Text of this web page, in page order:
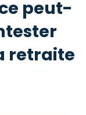
peut-
retraite